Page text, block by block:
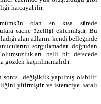
harcayabilir.
olan en kısa sürede
cache özelliği eklenmiştir. Bu
alan adlarını kendi belleğinde
sorgulamadan doğrudan
belli bir derecede
kaçırılmamalıdır.
sonra değişiklik yapılmış olabilir.
yitirmiştir ve istemciye hatalı